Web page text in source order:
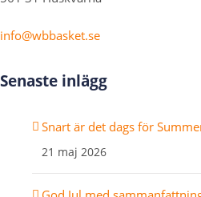
info@wbbasket.se
Senaste inlägg
Snart är det dags för
21 maj 2026